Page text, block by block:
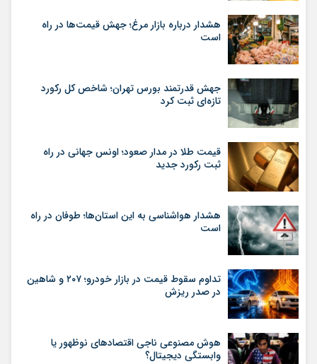
هشدار درباره بازار مرغ؛ جهش قیمت‌ها در راه
است
جهش قدرتمند بورس تهران؛ شاخص کل رکورد
تازه‌ای ثبت کرد
قیمت طلا در مدار صعود؛ اونس جهانی در راه
ثبت رکورد جدید
هشدار هواشناسی به این استان‌ها؛ طوفان در راه
است
تداوم سقوط قیمت در بازار خودرو؛ ۲۰۷ و شاهین
در صدر ریزش
هوش مصنوعی ناجی اقتصادهای نوظهور یا
وابستگی دیجیتال؟